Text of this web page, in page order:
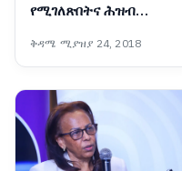
የሚገለጽበትና ሕዝብ
የሚመሠርትበትም ሂደት
ነው፡- ከንቲባ አዳነች አቤቤ
ቅዳሜ ሚያዝያ 24, 2018